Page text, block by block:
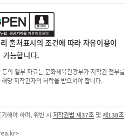
출처표시의 조건에 따라 자유이용이
가능합니다.
의 일부 자료는 문화체육관광부가 저작권 전부를
당 저작권자의 허락을 받으셔야 합니다.
해야 하며, 위반 시 저작권법 제37조 및제138조
>